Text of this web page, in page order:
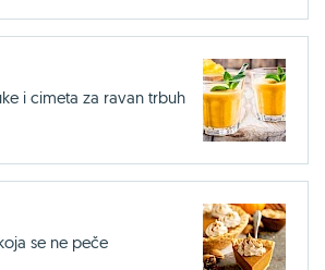
i cimeta za ravan trbuh
se ne peče